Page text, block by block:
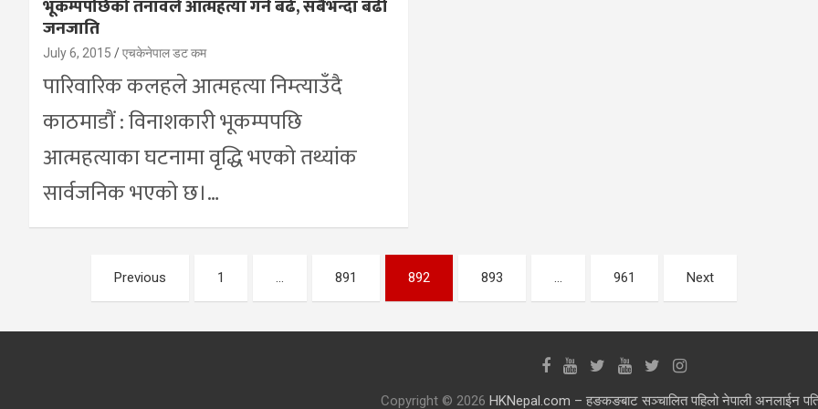
भूकम्पपछिको तनावले आत्महत्या गर्ने बढे, सबैभन्दा बढी
जनजाति
July 6, 2015 एचकेनेपाल डट कम
पारिवारिक कलहले आत्महत्या निम्त्याउँदै
काठमाडौं : विनाशकारी भूकम्पपछि
आत्महत्याका घटनामा वृद्धि भएको तथ्यांक
सार्वजनिक भएको छ।…
pagination
Previous 1 … 891 892 893 … 961 Next
Copyright © 2026 HKNepal.com – हङकङबाट सञ्चालित पहिलो नेपाली अनलाईन